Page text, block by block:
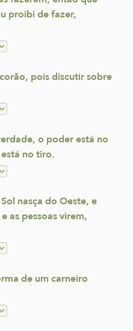
proibi de fazer,
pois discutir sobre
o poder está no
no tiro.
nasça do Oeste, e
as pessoas virem,
de um carneiro